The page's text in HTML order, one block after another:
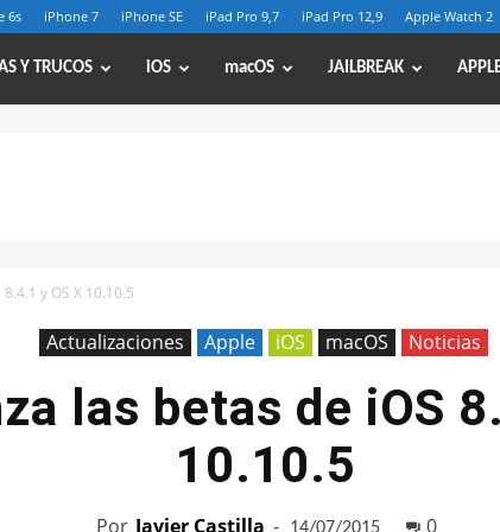
6s iPhone 7 iPhone SE iPad Pro 9,7 iPad Pro 12,9 Apple Watch 2
Y TRUCOS iOS macOS JAILBREAK
y OS X 10.10.5
Actualizaciones Apple iOS macOS Noticias
las betas de iOS
10.10.5
Por Javier Castilla - 0